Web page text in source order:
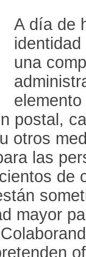
A día de
una
postal,
otros
las
de
mayor